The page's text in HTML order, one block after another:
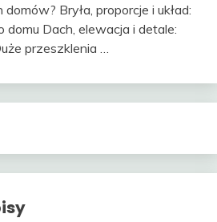
Bryła, proporcje i układ:
Dach, elewacja i detale:
przeszklenia …